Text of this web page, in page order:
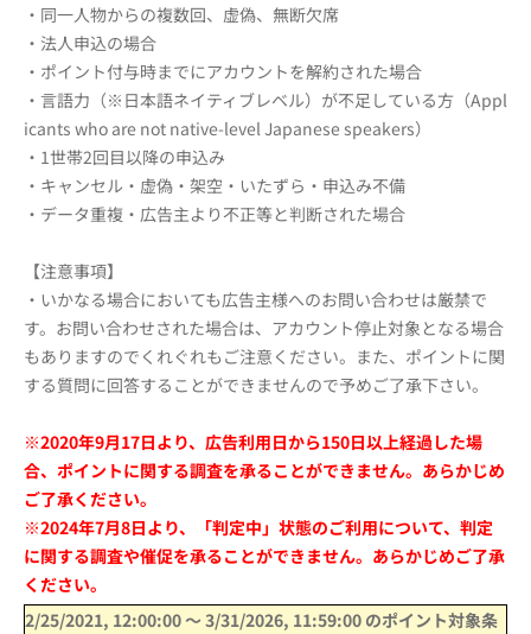
・同一人物からの複数回、虚偽、無断欠席
・法人申込の場合
・ポイント付与時までにアカウントを解約された場合
・言語力（※日本語ネイティブレベル）が不足している方（Appl
icants who are not native-level Japanese speakers）
・1世帯2回目以降の申込み
・キャンセル・虚偽・架空・いたずら・申込み不備
・データ重複・広告主より不正等と判断された場合
【注意事項】
・いかなる場合においても広告主様へのお問い合わせは厳禁で
す。お問い合わせされた場合は、アカウント停止対象となる場合
もありますのでくれぐれもご注意ください。また、ポイントに関
する質問に回答することができませんので予めご了承下さい。
※2020年9月17日より、広告利用日から150日以上経過した場
合、ポイントに関する調査を承ることができません。あらかじめ
ご了承ください。
※2024年7月8日より、「判定中」状態のご利用について、判定
に関する調査や催促を承ることができません。あらかじめご了承
ください。
2/25/2021, 12:00:00〜3/31/2026, 11:59:00 のポイント対象条